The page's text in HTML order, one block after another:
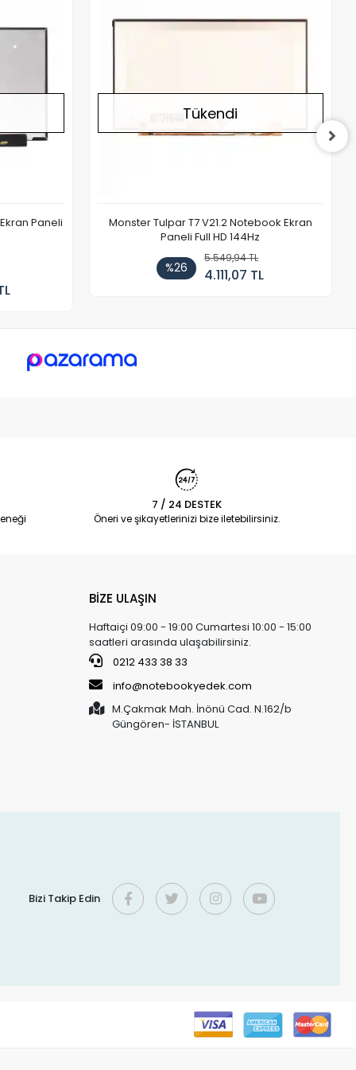
Paneli
Tükendi
Monster Tulpar T7 V21.2 Notebook Ekran
Paneli Full HD 144Hz
%26
5.549,94 TL
4.111,07 TL
7 / 24 DESTEK
Öneri ve şikayetlerinizi bize iletebilirsiniz.
BİZE ULAŞIN
Haftaiçi 09:00 - 19:00 Cumartesi 10:00 - 15:00
saatleri arasında ulaşabilirsiniz.
0212 433 38 33
info@notebookyedek.com
M.Çakmak Mah. İnönü Cad. N.162/b
Güngören- İSTANBUL
Bizi Takip Edin